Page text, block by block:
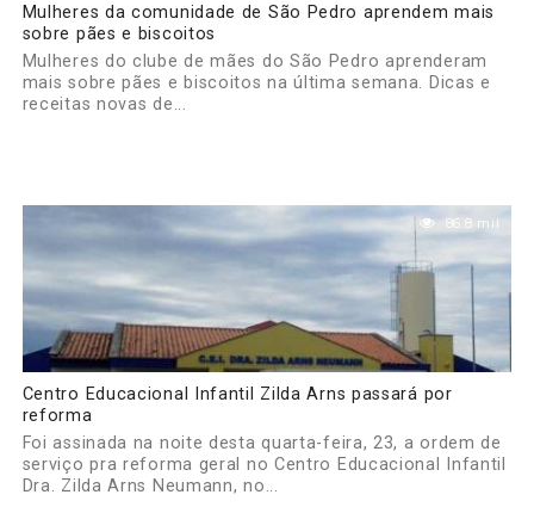
Mulheres da comunidade de São Pedro aprendem mais
sobre pães e biscoitos
Mulheres do clube de mães do São Pedro aprenderam
mais sobre pães e biscoitos na última semana. Dicas e
receitas novas de...
86.8 mil
Centro Educacional Infantil Zilda Arns passará por
reforma
Foi assinada na noite desta quarta-feira, 23, a ordem de
serviço pra reforma geral no Centro Educacional Infantil
Dra. Zilda Arns Neumann, no...